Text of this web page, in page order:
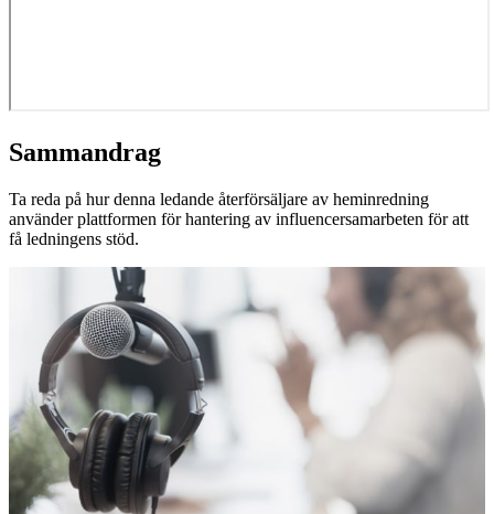
Sammandrag
Ta reda på hur denna ledande återförsäljare av heminredning
använder plattformen för hantering av influencersamarbeten för att
få ledningens stöd.